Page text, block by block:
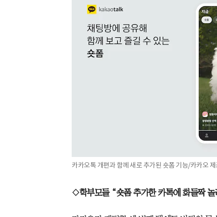
카카오톡 개편과 함께 새로 추가된 숏폼 기능/카카오
◇학부모들 “숏폼 추가한 카톡에 화들짝 놀